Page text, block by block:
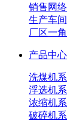
销售网络
生产车间
厂区一角
产品中心
洗煤机系
浮选机系
浓缩机系
破碎机系